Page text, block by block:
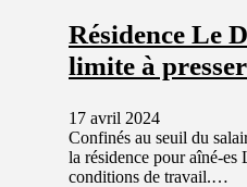
Résidence Le
limite à
17 avril 2024
Confinés au seuil du
la résidence pour aîné-es
conditions de travail.…